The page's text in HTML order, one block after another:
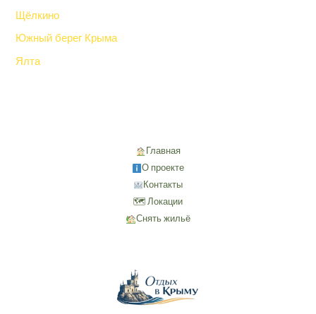
Щёлкино
Южный берег Крыма
Ялта
Главная
О проекте
Контакты
🗺 Локации
Снять жильё